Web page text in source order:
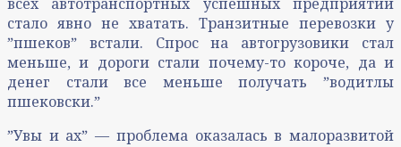
стало явно не хватать. Транзитные перевозки у
ˮпшековˮ встали. Спрос на автогрузовики стал
меньше, и дороги стали почему-то короче, да и
денег стали все меньше получать ˮводитлы
пшековски.ˮ
ˮУвы и ахˮ — проблема оказалась в малоразвитой